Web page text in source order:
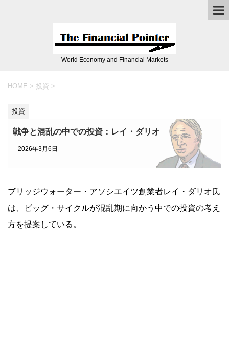
World Economy and Financial Markets
HOME > 投資 >
投資
戦争と混乱の中での投資：レイ・ダリオ
2026年3月6日
ブリッジウォーター・アソシエイツ創業者レイ・ダリオ氏
は、ビッグ・サイクルが混乱期に向かう中での投資の考え
方を提案している。